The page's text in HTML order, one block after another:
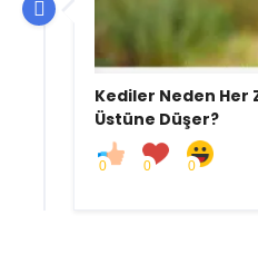
Kediler Neden Her
Üstüne Düşer?
0 0 0